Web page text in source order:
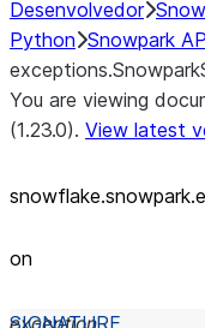
Desenvolvedor
Python Snowpark
You are viewing
(1.23.0). View latest
on
exception